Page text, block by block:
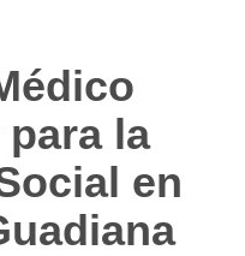
la
en